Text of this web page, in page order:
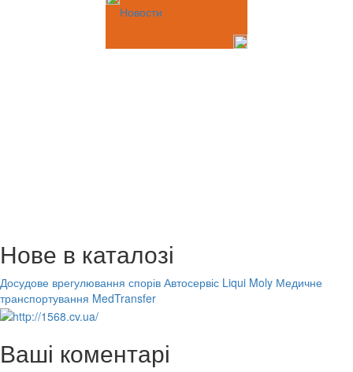
Новости
Нове в каталозі
Досудове врегулювання спорів Автосервіс Liqui Moly Медичне
транспортування MedTransfer
Ваші коментарі